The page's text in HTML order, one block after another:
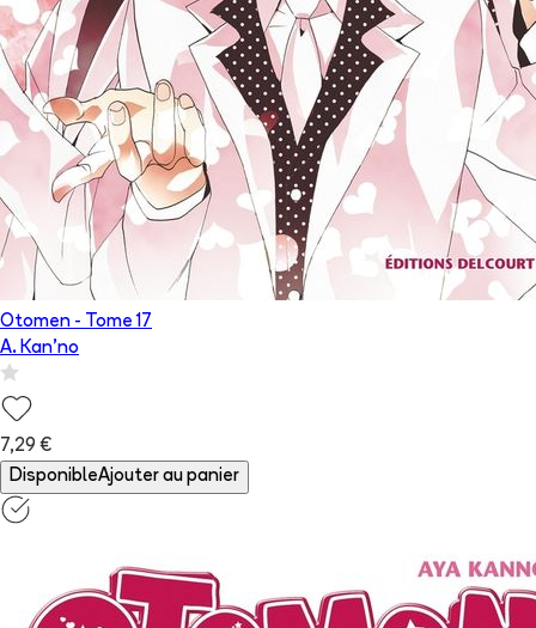
Otomen - Tome 17
A. Kan'no
7,29 €
DisponibleAjouter au panier